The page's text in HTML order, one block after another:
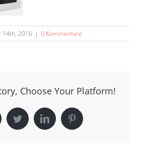
14th, 2016 | 0 Kommentare
Choose Your Platform!
TwitterLinkedInPinterest